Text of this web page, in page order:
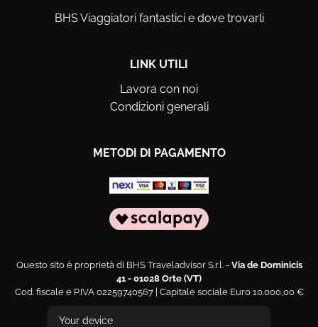
BHS Viaggiatori fantastici e dove trovarli
LINK UTILI
Lavora con noi
Condizioni generali
METODI DI PAGAMENTO
Questo sito è proprietà di BHS Traveladvisor S.r.l. - Via de Dominicis
41 - 01028 Orte (VT)
Cod. fiscale e P.IVA 02259740567 | Capitale sociale Euro 10.000,00 €
Web engineering and design by
Your device